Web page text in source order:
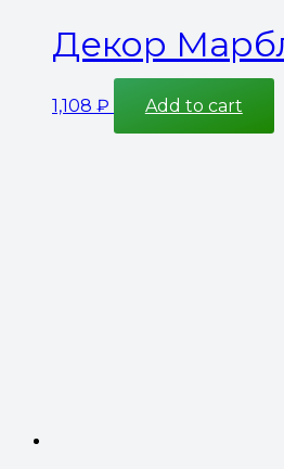
Декор
1,108 ₽ Add to cart